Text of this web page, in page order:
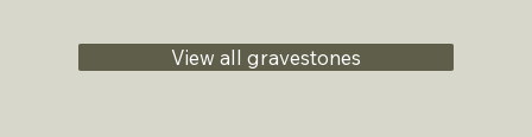
View all gravestones